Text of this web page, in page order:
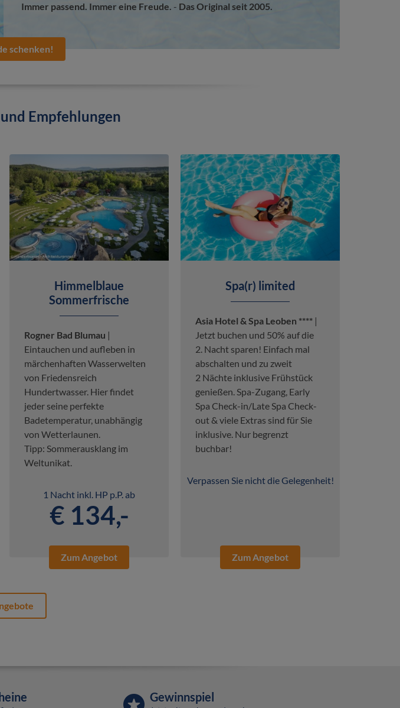
Immer passend. Immer eine Freude. - Das Original seit 2005.
schenken!
Empfehlungen
Himmelblaue
Sommerfrische
Rogner Bad Blumau |
Eintauchen und aufleben in
märchenhaften Wasserwelten
von Friedensreich
Hundertwasser. Hier findet
jeder seine perfekte
Badetemperatur, unabhängig
von Wetterlaunen.
Tipp: Sommerausklang im
Weltunikat.
1 Nacht inkl. HP p.P. ab
€ 134,-
Zum Angebot
Spa(r) limited
Asia Hotel & Spa Leoben **** |
Jetzt buchen und 50% auf die
2. Nacht sparen! Einfach mal
abschalten und zu zweit
2 Nächte inklusive Frühstück
genießen. Spa-Zugang, Early
Spa Check-in/Late Spa Check-
out & viele Extras sind für Sie
inklusive. Nur begrenzt
buchbar!
Verpassen Sie nicht die Gelegenheit!
Zum Angebot
Gewinnspiel